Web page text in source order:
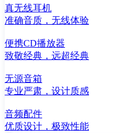
真无线耳机
准确音质，无线体验
便携CD播放器
致敬经典，远超经典
无源音箱
专业严肃，设计质感
音频配件
优质设计，极致性能